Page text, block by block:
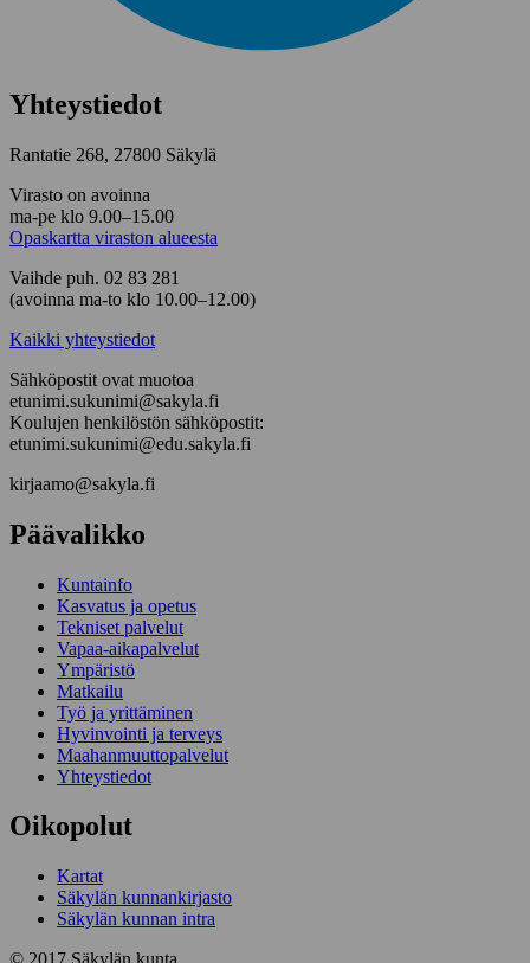
Yhteystiedot
Rantatie 268, 27800 Säkylä
Virasto on avoinna
ma-pe klo 9.00–15.00
Opaskartta viraston alueesta
Vaihde puh. 02 83 281
(avoinna ma-to klo 10.00–12.00)
Kaikki yhteystiedot
Sähköpostit ovat muotoa
etunimi.sukunimi@sakyla.fi
Koulujen henkilöstön sähköpostit:
etunimi.sukunimi@edu.sakyla.fi
kirjaamo@sakyla.fi
Päävalikko
Kunta­info
Kasvatus ja opetus
Tekniset palvelut
Vapaa-aika­palvelut
Ympä­ristö
Mat­kailu
Työ ja yrittä­minen
Hyvinvointi ja terveys
Maahanmuuttopalvelut
Yhteystiedot
Oikopolut
Kartat
Säkylän kunnankirjasto
Säkylän kunnan intra